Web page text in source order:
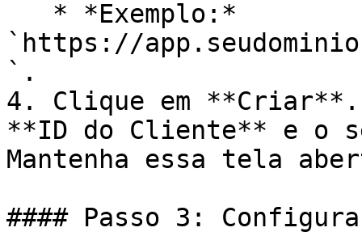
`https://
`.
4. Clique em
**ID do Cliente** e o
Mantenha essa tela
#### Passo 3: